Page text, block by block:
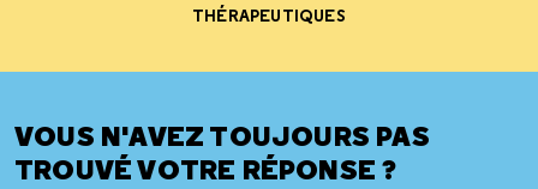
THÉRAPEUTIQUES
VOUS N'AVEZ TOUJOURS PAS
TROUVÉ VOTRE RÉPONSE ?